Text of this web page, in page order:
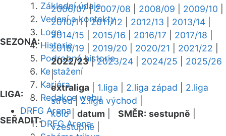
Základní údaje
Vedení a kontakty
Logo
Historie
Podrobná historie
Ke stažení
Kariéra
Redakce webu
DRFG Arena
DRFG Arena
SEZONA:
2006/07|2007/08 2008/09 2009/10
2010/11|2011/12 2012/13 2013/14
2014/15
2015/16 2016/17 2017/18
2018/19
2019/20 2020/21 2021/22
2022/23|2023/24 2024/25
2025/26
|
LIGA:
extraliga 1.liga 2.liga západ
2.liga
střed|2.liga východ
SEŘADIT:
kolo| datum SMĚR: sestupně
vzestupně